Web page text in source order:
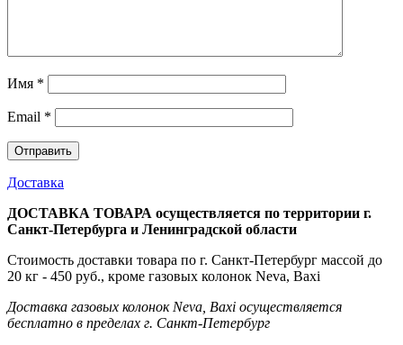
Имя *
Email *
Доставка
ДОСТАВКА ТОВАРА осуществляется по территории г.
Санкт-Петербурга и Ленинградской области
Стоимость доставки товара по г. Санкт-Петербург массой до
20 кг - 450 руб., кроме газовых колонок Neva, Baxi
Доставка газовых колонок Neva, Baxi осуществляется
бесплатно в пределах г. Санкт-Петербург